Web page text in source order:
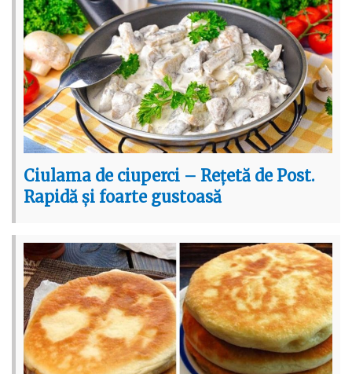
Ciulama de ciuperci – Rețetă de Post.
Rapidă și foarte gustoasă